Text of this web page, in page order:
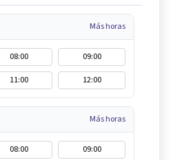
Más horas
08:00
09:00
11:00 12:00
Más horas
08:00
09:00